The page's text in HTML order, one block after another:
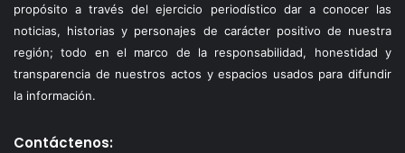
propósito a través del ejercicio periodístico dar a conocer las
noticias, historias y personajes de carácter positivo de nuestra
región; todo en el marco de la responsabilidad, honestidad y
transparencia de nuestros actos y espacios usados para difundir
la información.
Contáctenos: